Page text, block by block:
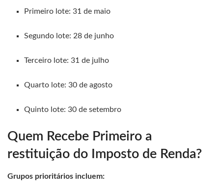
Primeiro lote: 31 de maio
Segundo lote: 28 de junho
Terceiro lote: 31 de julho
Quarto lote: 30 de agosto
Quinto lote: 30 de setembro
Quem Recebe Primeiro a
restituição do Imposto de Renda?
Grupos prioritários incluem: